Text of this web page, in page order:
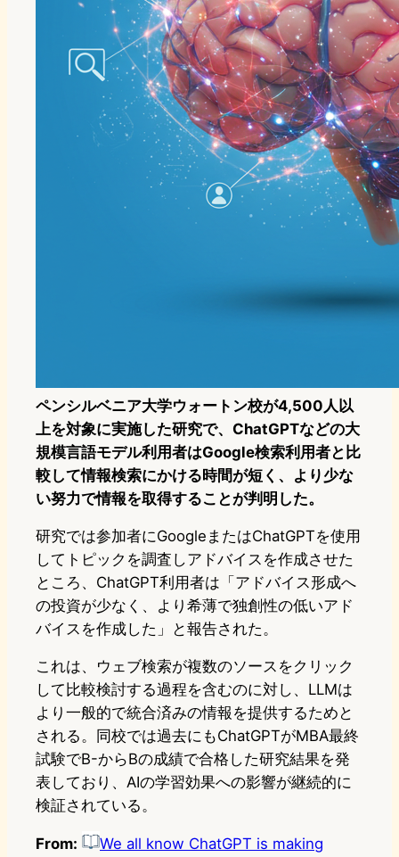
ペンシルベニア大学ウォートン校が4,500人以
上を対象に実施した研究で、ChatGPTなどの大
規模言語モデル利用者はGoogle検索利用者と比
較して情報検索にかける時間が短く、より少な
い努力で情報を取得することが判明した。
研究では参加者にGoogleまたはChatGPTを使用
してトピックを調査しアドバイスを作成させた
ところ、ChatGPT利用者は「アドバイス形成へ
の投資が少なく、より希薄で独創性の低いアド
バイスを作成した」と報告された。
これは、ウェブ検索が複数のソースをクリック
して比較検討する過程を含むのに対し、LLMは
より一般的で統合済みの情報を提供するためと
される。同校では過去にもChatGPTがMBA最終
試験でB-からBの成績で合格した研究結果を発
表しており、AIの学習効果への影響が継続的に
検証されている。
From:
We all know ChatGPT is making